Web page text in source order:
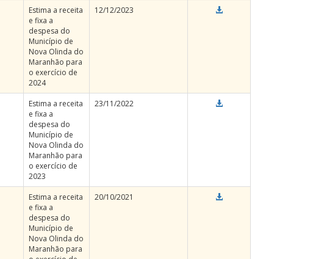
Estima a receita
e fixa a
despesa do
Município de
Nova Olinda do
Maranhão para
o exercício de
2024
12/12/2023
Estima a receita
e fixa a
despesa do
Município de
Nova Olinda do
Maranhão para
o exercício de
2023
23/11/2022
Estima a receita
e fixa a
despesa do
Município de
Nova Olinda do
Maranhão para
20/10/2021